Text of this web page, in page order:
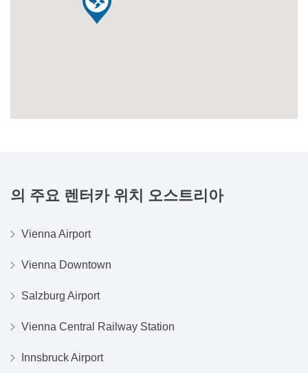
의 주요 렌터카 위치 오스트리아
Vienna Airport
Vienna Downtown
Salzburg Airport
Vienna Central Railway Station
Innsbruck Airport